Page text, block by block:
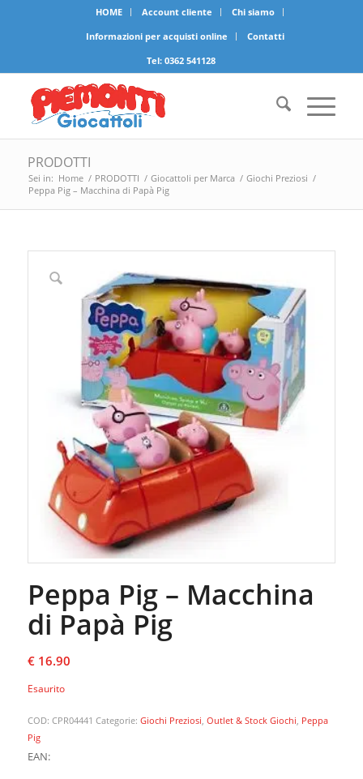
HOME Account cliente
Chi siamo
Informazioni per acquisti online
Contatti
Tel:0362 541128
PRODOTTI
Sei in: Home / PRODOTTI / Giocattoli per Marca / Giochi Preziosi /
Peppa Pig – Macchina di Papà Pig
Peppa Pig – Macchina
di Papà Pig
€16.90
Esaurito
COD: CPR04441 Categorie: Giochi Preziosi, Outlet & Stock Giochi, Peppa
Pig
EAN: